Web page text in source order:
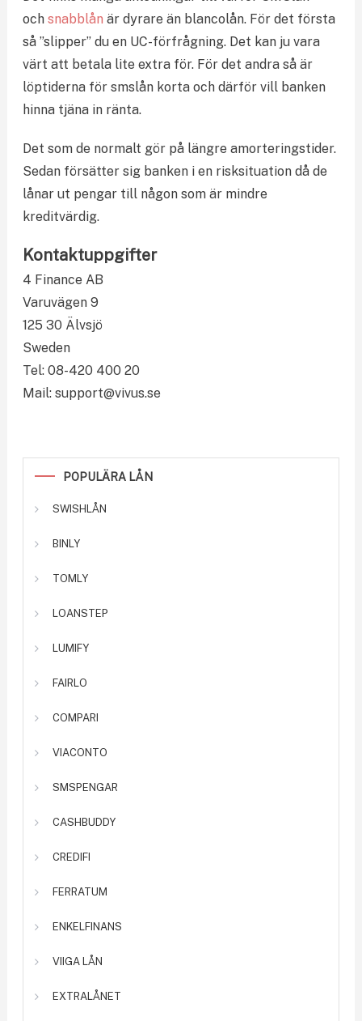
och snabblån är dyrare än blancolån. För det första
så ”slipper” du en UC-förfrågning. Det kan ju vara
värt att betala lite extra för. För det andra så är
löptiderna för smslån korta och därför vill banken
hinna tjäna in ränta.
Det som de normalt gör på längre amorteringstider.
Sedan försätter sig banken i en risksituation då de
lånar ut pengar till någon som är mindre
kreditvärdig.
Kontaktuppgifter
4 Finance AB
Varuvägen 9
125 30 Älvsjö
Sweden
Tel: 08-420 400 20
Mail: support@vivus.se
POPULÄRA LÅN
SWISHLÅN
BINLY
TOMLY
LOANSTEP
LUMIFY
FAIRLO
COMPARI
VIACONTO
SMSPENGAR
CASHBUDDY
CREDIFI
FERRATUM
ENKELFINANS
VIIGA LÅN
EXTRALÅNET